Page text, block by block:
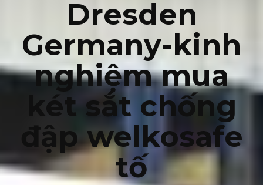
Dresden
Germany-kinh
nghiệm mua
két sắt chống
đập welkosafe
tố